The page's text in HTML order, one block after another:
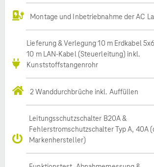
Montage und Inbetriebnahme der AC
Lieferung & Verlegung 10 m Erdkabel
10 m LAN-Kabel (Steuerleitung) inkl.
Kunststoffstangenrohr
2 Wanddurchbrüche inkl. Auffüllen
Leitungsschutzschalter B20A &
Fehlerstromschutzschalter Typ A, 40A
Markenhersteller)